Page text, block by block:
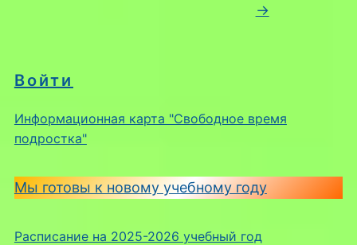
Войти
Информационная карта "Свободное время
подростка"
Мы готовы к новому учебному году
Расписание на 2025-2026 учебный год
→